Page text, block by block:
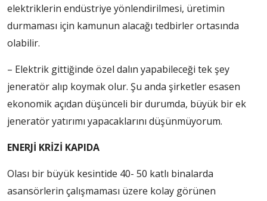
elektriklerin endüstriye yönlendirilmesi, üretimin
durmaması için kamunun alacağı tedbirler ortasında
olabilir.
– Elektrik gittiğinde özel dalın yapabileceği tek şey
jeneratör alıp koymak olur. Şu anda şirketler esasen
ekonomik açıdan düşünceli bir durumda, büyük bir ek
jeneratör yatırımı yapacaklarını düşünmüyorum.
ENERJİ KRİZİ KAPIDA
Olası bir büyük kesintide 40- 50 katlı binalarda
asansörlerin çalışmaması üzere kolay görünen